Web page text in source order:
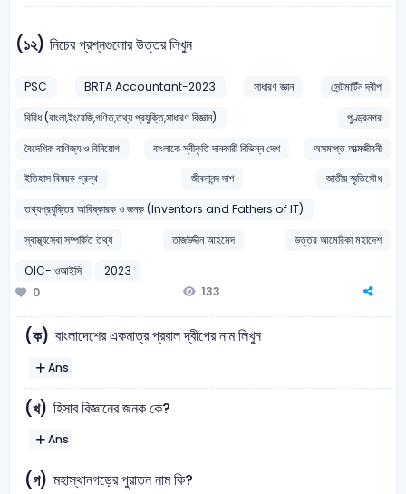
(১২) নিচের প্রশ্নগুলোর উত্তর লিখুন
PSC BRTA Accountant-2023 সাধারণ জ্ঞান
সেন্টমার্টিন দ্বীপ
বিবিধ (বাংলা,ইংরেজি,গণিত,তথ্য প্রযুক্তি,সাধারণ বিজ্ঞান)
পুণ্ড্রনগর
বৈদেশিক বাণিজ্য ও বিনিয়োগ
বাংলাকে স্বীকৃতি দানকারী বিভিন্ন দেশ
অসমাপ্ত আত্মজীবনী
ইতিহাস বিষয়ক গ্রন্থ
জীবনানন্দ দাশ
জাতীয় স্মৃতিসৌধ
তথ্যপ্রযুক্তির আবিষ্কারক ও জনক (Inventors and Fathers of IT)
স্বাস্থ্যসেবা সম্পর্কিত তথ্য
তাজউদ্দীন আহমেদ
উত্তর আমেরিকা মহাদেশ
OIC- ওআইসি
2023
0
133
(ক) বাংলাদেশের একমাত্র প্রবাল দ্বীপের নাম লিখুন
Ans
(খ) হিসাব বিজ্ঞানের জনক কে?
Ans
(গ) মহাস্থানগড়ের পুরাতন নাম কি?